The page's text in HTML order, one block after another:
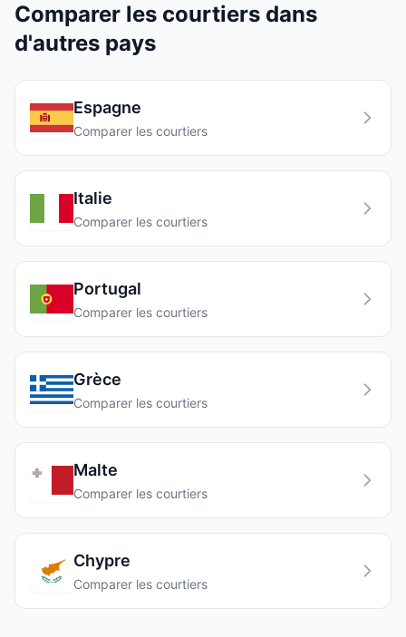
Comparer les courtiers dans
d'autres pays
Espagne
Comparer les courtiers
Italie
Comparer les courtiers
Portugal
Comparer les courtiers
Grèce
Comparer les courtiers
Malte
Comparer les courtiers
Chypre
Comparer les courtiers